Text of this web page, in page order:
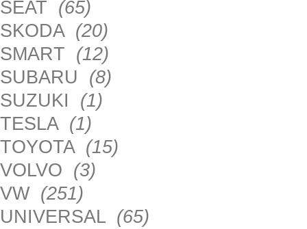
SEAT (65)
SKODA (20)
SMART (12)
SUBARU (8)
SUZUKI (1)
TESLA (1)
TOYOTA (15)
VOLVO (3)
VW (251)
UNIVERSAL (65)